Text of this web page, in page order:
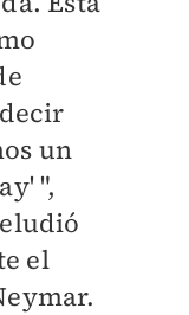
un
",
el